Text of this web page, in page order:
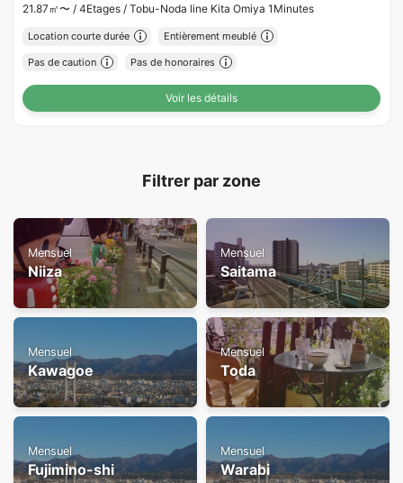
21.87㎡〜 / 4Etages / Tobu-Noda line Kita Omiya 1Minutes
Location courte durée Entièrement meublé
Pas de caution Pas de honoraires
Voir les détails
Filtrer par zone
Mensuel
Niiza
Mensuel
Saitama
Mensuel
Kawagoe
Mensuel
Toda
Mensuel
Fujimino-shi
Mensuel
Warabi